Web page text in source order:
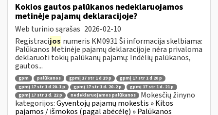
Kokios gautos palūkanos nedeklaruojamos
metinėje pajamų deklaracijoje?
Web turinio sąrašas 2026-02-10
Registracijos numeris KM0931 Ši informacija skelbiama:
Palūkanos Metinėje pajamų deklaracijoje nėra privaloma
deklaruoti tokių palūkanų pajamų: Indėlių palūkanos,
gautos...
gpm palūkanos gpmį 17 str 1 d 19 p
gpmį 17 str 1 d 20 p
gpmį 17 str 1 d 20-1 p
gpmį 17 str 1 d. 20-2 p
gpmį 17 str 1 d. 21 p
gpmį 17 str 1 d. 22 p
nedeklaruojamos palūkanos
Mokesčių žinyno
kategorijos:Gyventojų pajamų mokestis » Kitos
pajamos / išmokos (pagal abėcėlę) » Palūkanos